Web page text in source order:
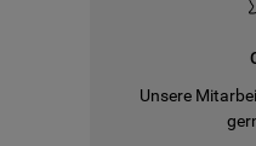
Unsere